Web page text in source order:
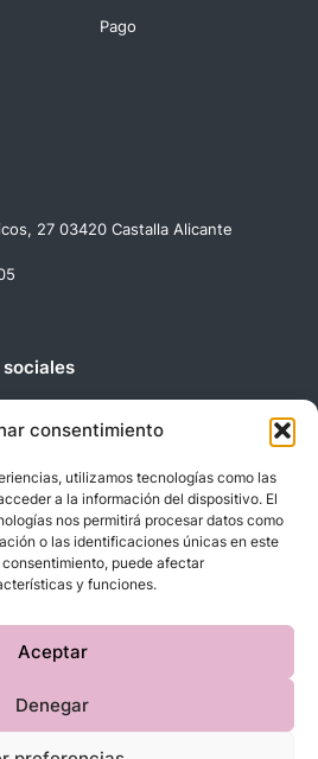
consentimiento
utilizamos tecnologías como las
a la información del dispositivo. El
nos permitirá procesar datos como
o las identificaciones únicas en este
puede afectar
y funciones.
Aceptar
Denegar
Pago
27 03420 Castalla Alicante
sociales
Todos los derechos reservados.